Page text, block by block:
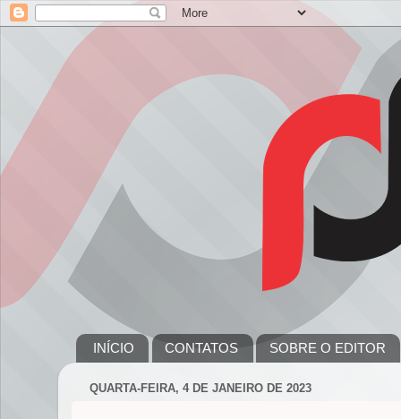
INÍCIO CONTATOS SOBRE O EDITOR
QUARTA-FEIRA, 4 DE JANEIRO DE 2023